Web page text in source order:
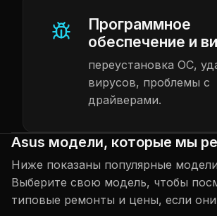
Программное
обеспечение и
переустановка ОС,
вирусов, проблемы с
драйверами.
Asus модели, которые мы
Ниже показаны популярные
Выберите свою модель, чтобы
типовые ремонты и цены, если